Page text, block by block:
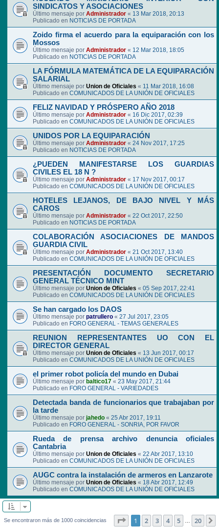
SINDICATOS Y ASOCIACIONES
Último mensaje por Administrador « 13 Mar 2018, 20:13
Publicado en NOTICIAS DE PORTADA
Zoido firma el acuerdo para la equiparación con los
Mossos
Último mensaje por Administrador « 12 Mar 2018, 18:05
Publicado en NOTICIAS DE PORTADA
LA FÓRMULA MATEMÁTICA DE LA EQUIPARACIÓN
SALARIAL
Último mensaje por Union de Oficiales « 11 Mar 2018, 16:08
Publicado en COMUNICADOS DE LA UNIÓN DE OFICIALES
FELIZ NAVIDAD Y PRÓSPERO AÑO 2018
Último mensaje por Administrador « 16 Dic 2017, 02:39
Publicado en COMUNICADOS DE LA UNIÓN DE OFICIALES
UNIDOS POR LA EQUIPARACIÓN
Último mensaje por Administrador « 24 Nov 2017, 17:25
Publicado en NOTICIAS DE PORTADA
¿PUEDEN MANIFESTARSE LOS GUARDIAS
CIVILES EL 18 N ?
Último mensaje por Administrador « 17 Nov 2017, 00:17
Publicado en COMUNICADOS DE LA UNIÓN DE OFICIALES
HOTELES LEJANOS, DE BAJO NIVEL Y MÁS
CAROS
Último mensaje por Administrador « 22 Oct 2017, 22:50
Publicado en NOTICIAS DE PORTADA
COLABORACIÓN ASOCIACIONES DE MANDOS
GUARDIA CIVIL
Último mensaje por Administrador « 21 Oct 2017, 13:40
Publicado en COMUNICADOS DE LA UNIÓN DE OFICIALES
PRESENTACIÓN DOCUMENTO SECRETARIO
GENERAL TÉCNICO MINT
Último mensaje por Union de Oficiales « 05 Sep 2017, 22:41
Publicado en COMUNICADOS DE LA UNIÓN DE OFICIALES
Se han cargado los DAOS
Último mensaje por patrullero « 27 Jul 2017, 23:05
Publicado en FORO GENERAL - TEMAS GENERALES
REUNION REPRESENTANTES UO CON EL
DIRECTOR GENERAL
Último mensaje por Union de Oficiales « 13 Jun 2017, 00:17
Publicado en COMUNICADOS DE LA UNIÓN DE OFICIALES
el primer robot policía del mundo en Dubai
Último mensaje por baltico17 « 23 May 2017, 21:44
Publicado en FORO GENERAL - VARIEDADES
Detectada banda de funcionarios que trabajaban por
la tarde
Último mensaje por jahedo « 25 Abr 2017, 19:11
Publicado en FORO GENERAL - SONRIA, POR FAVOR
Rueda de prensa archivo denuncia oficiales
Cantabria
Último mensaje por Union de Oficiales « 22 Abr 2017, 13:10
Publicado en COMUNICADOS DE LA UNIÓN DE OFICIALES
AUGC contra la instalación de armeros en Lanzarote
Último mensaje por Union de Oficiales « 18 Abr 2017, 12:49
Publicado en COMUNICADOS DE LA UNIÓN DE OFICIALES
Se encontraron más de 1000 coincidencias Página de 20
1 2 3 4 5 … 20